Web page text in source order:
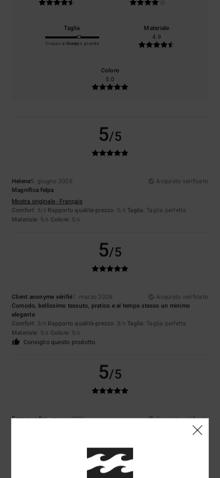
Taglia
Troppo piccoloTroppo grande
Materiale
4.9
Colore
5.0
5/5
Helene5. giugno 2026
Acquisto verificato
Magnifica felpa
Mostra originale - Français
Comfort: 5/5 Rapporto qualità-prezzo: 5/5 Taglia: Taglia perfetta
Materiale: 5/5 Colore: 5/5
5/5
Client anonyme vérifié1. marzo 2026
Acquisto verificato
Comodo, bellissimo tessuto, pratico e al tempo stesso un minimo
elegante
Comfort: 5/5 Rapporto qualità-prezzo: 3/5 Taglia: Taglia perfetta
Materiale: 5/5 Colore: 5/5
Consiglio questo prodotto
5/5
Emmanuelle1. marzo 2026
Acquisto verificato
Rapporto qualità-prezzo: 4/5 Taglia
Consiglio questo prodotto